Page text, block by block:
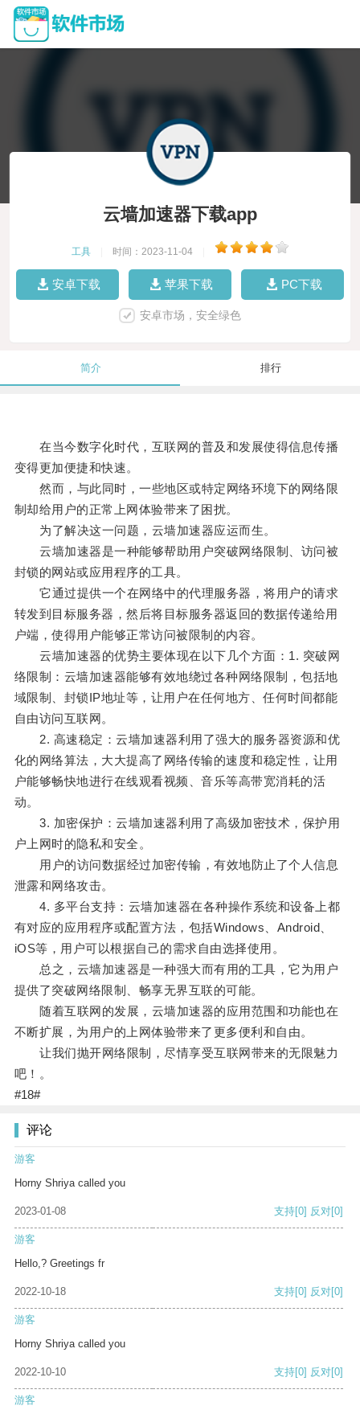
云墙加速器下载app
工具 时间：2023-11-04
安卓下载 苹果下载 PC下载
安卓市场，安全绿色
简介 排行
在当今数字化时代，互联网的普及和发展使得信息传播
变得更加便捷和快速。
然而，与此同时，一些地区或特定网络环境下的网络限
制却给用户的正常上网体验带来了困扰。
为了解决这一问题，云墙加速器应运而生。
云墙加速器是一种能够帮助用户突破网络限制、访问被
封锁的网站或应用程序的工具。
它通过提供一个在网络中的代理服务器，将用户的请求
转发到目标服务器，然后将目标服务器返回的数据传递给用
户端，使得用户能够正常访问被限制的内容。
云墙加速器的优势主要体现在以下几个方面：1. 突破网
络限制：云墙加速器能够有效地绕过各种网络限制，包括地
域限制、封锁IP地址等，让用户在任何地方、任何时间都能
自由访问互联网。
2. 高速稳定：云墙加速器利用了强大的服务器资源和优
化的网络算法，大大提高了网络传输的速度和稳定性，让用
户能够畅快地进行在线观看视频、音乐等高带宽消耗的活
动。
3. 加密保护：云墙加速器利用了高级加密技术，保护用
户上网时的隐私和安全。
用户的访问数据经过加密传输，有效地防止了个人信息
泄露和网络攻击。
4. 多平台支持：云墙加速器在各种操作系统和设备上都
有对应的应用程序或配置方法，包括Windows、Android、
iOS等，用户可以根据自己的需求自由选择使用。
总之，云墙加速器是一种强大而有用的工具，它为用户
提供了突破网络限制、畅享无界互联的可能。
随着互联网的发展，云墙加速器的应用范围和功能也在
不断扩展，为用户的上网体验带来了更多便利和自由。
让我们抛开网络限制，尽情享受互联网带来的无限魅力
吧！。
#18#
评论
游客
Horny Shriya called you
2023-01-08 支持[0] 反对[0]
游客
Hello,? Greetings fr
2022-10-18 支持[0] 反对[0]
游客
Horny Shriya called you
2022-10-10 支持[0] 反对[0]
游客